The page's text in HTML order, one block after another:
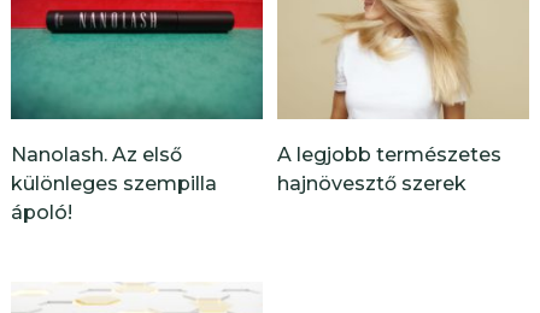
Nanolash. Az első
különleges szempilla
ápoló!
A legjobb természetes
hajnövesztő szerek